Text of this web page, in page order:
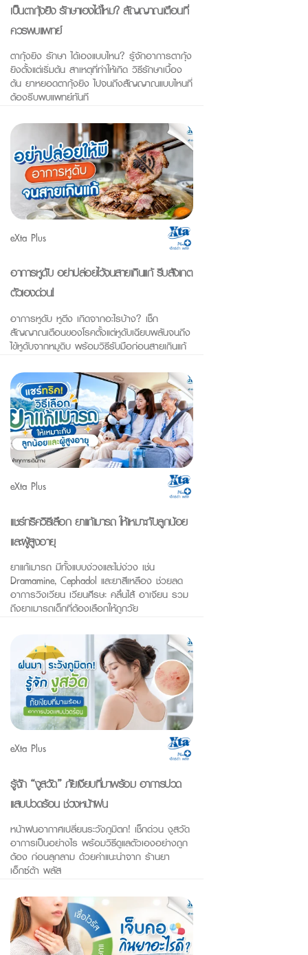
เป็นตากุ้งยิง รักษาเองได้ไหม? สัญญาณเตือนที่
ควรพบแพทย์
ตากุ้งยิง รักษา ได้เองแบบไหน? รู้จักอาการตากุ้ง
ยิงตั้งแต่เริ่มต้น สาเหตุที่ทำให้เกิด วิธีรักษาเบื้อง
ต้น ยาหยอดตากุ้งยิง ไปจนถึงสัญญาณแบบไหนที่
ต้องรีบพบแพทย์ทันที
eXta Plus
อาการหูดับ อย่าปล่อยไว้จนสายเกินแก้ รีบสังเกต
ตัวเองด่วน!
อาการหูดับ หูตึง เกิดจากอะไรบ้าง? เช็ก
สัญญาณเตือนของโรคตั้งแต่หูดับเฉียบพลันจนถึง
ไข้หูดับจากหมูดิบ พร้อมวิธีรับมือก่อนสายเกินแก้
eXta Plus
แชร์ทริควิธีเลือก ยาแก้เมารถ ให้เหมาะกับลูกน้อย
และผู้สูงอายุ
ยาแก้เมารถ มีทั้งแบบง่วงและไม่ง่วง เช่น
Dramamine, Cephadol และยาสีเหลือง ช่วยลด
อาการวิงเวียน เวียนศีรษะ คลื่นไส้ อาเจียน รวม
ถึงยาเมารถเด็กที่ต้องเลือกให้ถูกวัย
eXta Plus
รู้จัก “งูสวัด” ภัยเงียบที่มาพร้อม อาการปวด
แสบปวดร้อน ช่วงหน้าฝน
หน้าฝนอากาศเปลี่ยนระวังภูมิตก! เช็กด่วน งูสวัด
อาการเป็นอย่างไร พร้อมวิธีดูแลตัวเองอย่างถูก
ต้อง ก่อนลุกลาม ด้วยคำแนะนำจาก ร้านยา
เอ็กซ์ต้า พลัส